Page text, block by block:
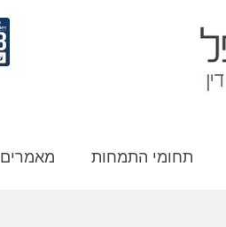
תחומי התמחות מאמרים